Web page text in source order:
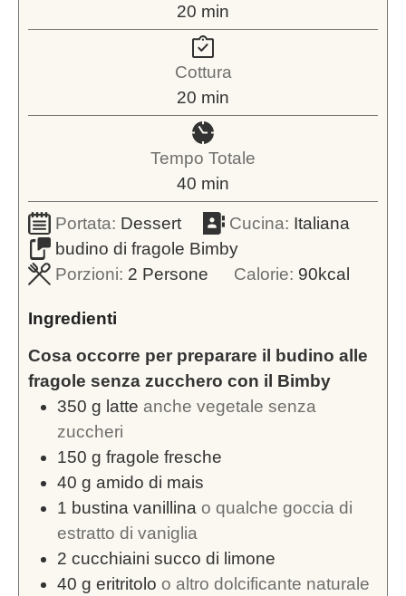
20 minuti
min
Cottura
20 minuti
min
Tempo Totale
40 minuti
min
Portata: Dessert Cucina: Italiana
budino di fragole Bimby
Porzioni: 2 Persone Calorie: 90kcal
Ingredienti
Cosa occorre per preparare il budino alle
fragole senza zucchero con il Bimby
350 g latte anche vegetale senza
zuccheri
150 g fragole fresche
40 g amido di mais
1 bustina vanillina o qualche goccia di
estratto di vaniglia
2 cucchiaini succo di limone
40 g eritritolo o altro dolcificante naturale